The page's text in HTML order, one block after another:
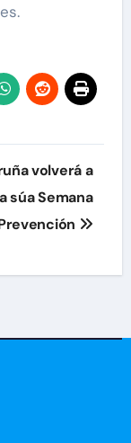
volverá a
súa Semana